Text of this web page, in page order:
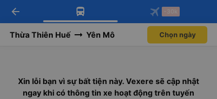
Tải app Vexere ngay!
Nhận ưu đãi thành viên độc
Mở app
Tải app Vexere
-30k/ghế khi đặt vé máy bay qua
Mở app
arrow_back -30k
Thừa Thiên Huế Yên Mô Chọn ngày
Xin lỗi bạn vì sự bất tiện này. Vexere sẽ cập nhật
ngay khi có thông tin xe hoạt động trên tuyến